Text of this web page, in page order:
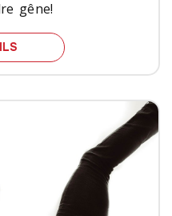
gêne!
PLACE AUX PLAISIRS